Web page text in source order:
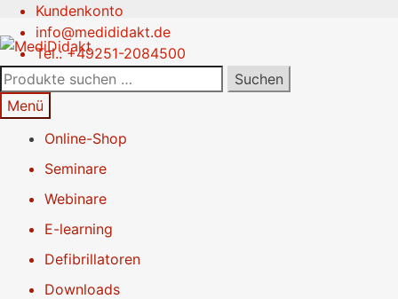
Kundenkonto
info@medididakt.de
Tel.: +49251-2084500
Zur
Navigation
springen
Springe
zum
Inhalt
Suchen
nach:
Suchen
Menü
Online-Shop
Seminare
Webinare
E-learning
Defibrillatoren
Downloads